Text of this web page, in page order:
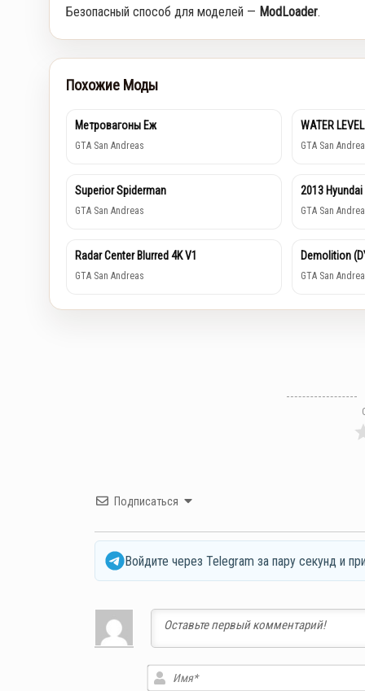
Безопасный способ для моделей — ModLoader.
Похожие Моды
Метровагоны Еж
GTA San Andreas
WATER LEVEL
GTA San
Superior Spiderman
GTA San Andreas
2013
GTA San
Radar Center Blurred 4K V1
GTA San Andreas
Demolition
GTA San
Подписаться
Войдите через Telegram за пару секунд и